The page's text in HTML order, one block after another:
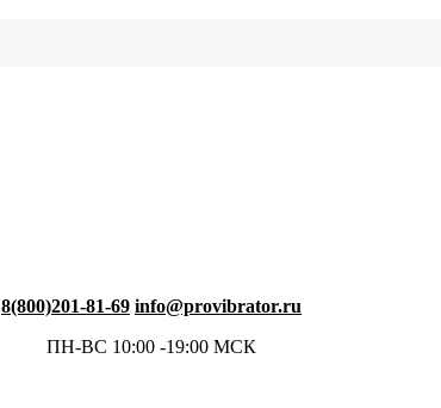
8(800)201-81-69 info@provibrator.ru
ПН-ВС 10:00 -19:00 МСК